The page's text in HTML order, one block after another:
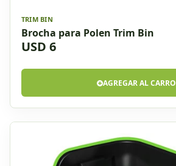
TRIM BIN
Brocha para Polen Trim Bin
USD 6
AGREGAR AL CARRO